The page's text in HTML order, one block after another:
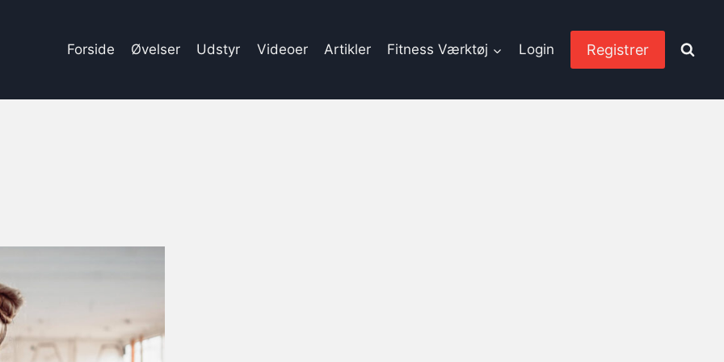
Forside Øvelser Udstyr Videoer Artikler Fitness Værktøj Login Registrer